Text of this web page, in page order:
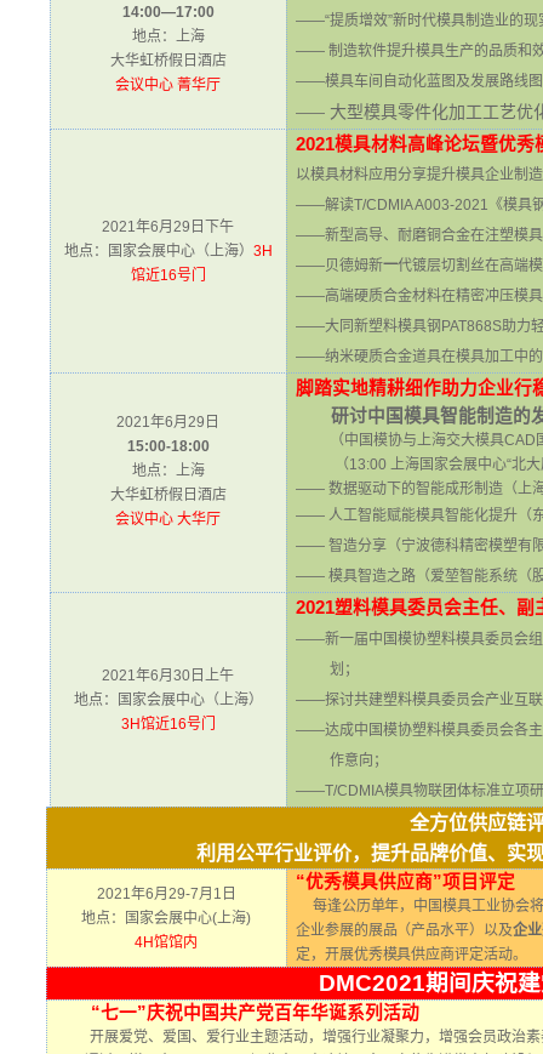
14:00—17:00
地点：上海
大华虹桥假日酒店
会议中心 菁华厅
——“提质增效”新时代模具制造业的现
—— 制造软件提升模具生产的品质和
——模具车间自动化蓝图及发展路线
——大型模具零件化加工工艺优
2021年6月29日下午
地点：国家会展中心（上海） 3H
馆近16号门
2021模具材料高峰论坛暨优秀
以模具材料应用分享提升模具企业制
——解读T/CDMIA A003-2021《模具
——新型高导、耐磨铜合金在注塑模
——贝德姆新一代镀层切割丝在高端
——高端硬质合金材料在精密冲压模
——大同新塑料模具钢PAT868S助力
——纳米硬质合金道具在模具加工中
2021年6月29日
15:00-18:00
地点：上海
大华虹桥假日酒店
会议中心 大华厅
脚踏实地精耕细作助力企业
研讨中国模具智能制造的
（中国模协与上海交大模具
（13:00 上海国家会展中心“北
—— 数据驱动下的智能成形制造（上
—— 人工智能赋能模具智能化提升（
—— 智造分享（宁波德科精密模塑有
—— 模具智造之路（爱堃智能系统（
2021年6月30日上午
地点：国家会展中心（上海）
3H馆近16号门
2021塑料模具委员会主任、副
——新一届中国模协塑料模具委员会
划；
——探讨共建塑料模具委员会产业互
——达成中国模协塑料模具委员会各
作意向；
——T/CDMIA模具物联团体标准立项
全方位供应链
利用公平行业评价，提升品牌价值、实
2021年6月29-7月1日
地点：国家会展中心(上海)
4H馆馆内
“优秀模具供应商”项目评定
每逢公历单年，中国模具工业协会
企业参展的展品（产品水平）以及企
定，开展优秀模具供应商评定活动。
DMC2021期间庆祝
“七一”庆祝中国共产党百年华诞系列活动
开展爱党、爱国、爱行业主题活动，增强行业凝聚力，增强会员政治